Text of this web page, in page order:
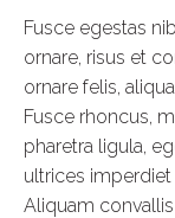
Fusce egestas
ornare, risus et
ornare felis,
Fusce rhoncus,
pharetra ligula,
ultrices
Aliquam